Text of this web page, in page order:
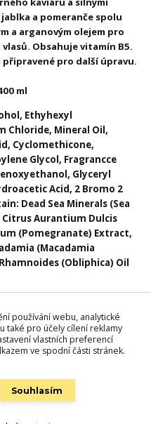
a pomeranče spolu
a arganovým olejem pro
Obsahuje vitamín B5.
připravené pro další úpravu.
ml
Ethyhexyl
Chloride, Mineral Oil,
Cyclomethicone,
Glycol, Fragrancce
Glyceryl
Acid, 2 Bromo 2
Dead Sea Minerals (Sea
Aurantium Dulcis
(Pomegranate) Extract,
(Macadamia
(Obliphica) Oil
používání webu, analytické
také pro účely cílení reklamy
vlastních preferencí
ve spodní části stránek.
Souhlasím